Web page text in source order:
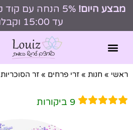
מבצע היום!
עד 15:00 וקבלו היום
ראשי » חנות » זרי פרחים » זר הסוכריות
9 ביקורות